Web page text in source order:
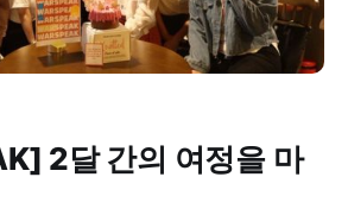
2달 간의 여정을 마